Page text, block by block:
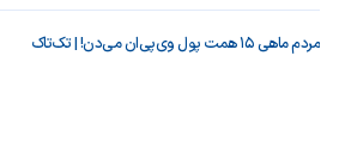
مردم ماهی ۱۵ همت پول وی‌پی‌ان می‌دن! | تک‌تاک